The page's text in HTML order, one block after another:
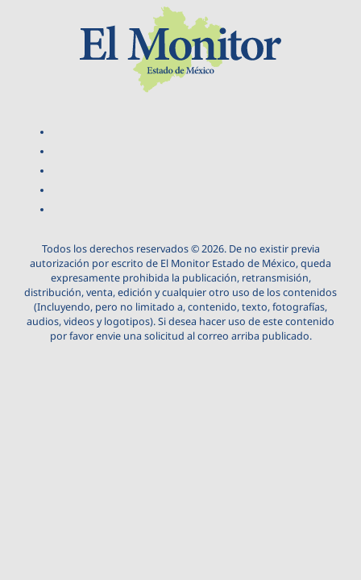
Todos los derechos reservados © 2026. De no existir previa
autorización por escrito de El Monitor Estado de México, queda
expresamente prohibida la publicación, retransmisión,
distribución, venta, edición y cualquier otro uso de los contenidos
(Incluyendo, pero no limitado a, contenido, texto, fotografías,
audios, videos y logotipos). Si desea hacer uso de este contenido
por favor envie una solicitud al correo arriba publicado.